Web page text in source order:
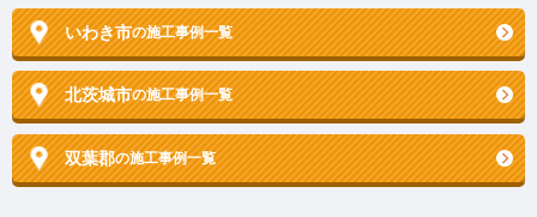
いわき市の施工事例一覧
北茨城市の施工事例一覧
双葉郡の施工事例一覧